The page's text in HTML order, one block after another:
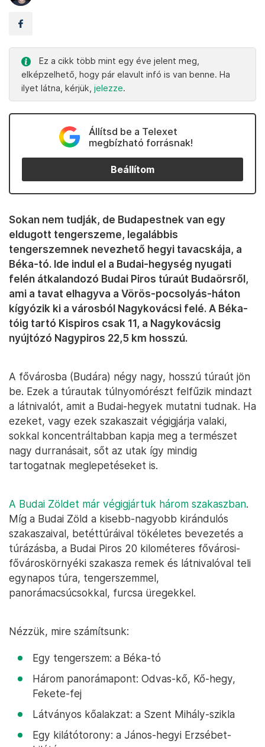
Ez a cikk több mint egy éve jelent meg,
elképzelhető, hogy pár elavult infó is van benne. Ha
ilyet látna, kérjük, jelezze.
Állítsd be a Telexet
megbízható forrásnak!
Beállítom
Sokan nem tudják, de Budapestnek van egy
eldugott tengerszeme, legalábbis
tengerszemnek nevezhető hegyi tavacskája, a
Béka-tó. Ide indul el a Budai-hegység nyugati
felén átkalandozó Budai Piros túraút Budaörsről,
ami a tavat elhagyva a Vörös-pocsolyás-háton
kígyózik ki a városból Nagykovácsi felé. A Béka-
tóig tartó Kispiros csak 11, a Nagykovácsig
nyújtózó Nagypiros 22,5 km hosszú.
A fővárosba (Budára) négy nagy, hosszú túraút jön
be. Ezek a túrautak túlnyomórészt felfűzik mindazt
a látnivalót, amit a Budai-hegyek mutatni tudnak. Ha
ezeket, vagy ezek szakaszait végigjárja valaki,
sokkal koncentráltabban kapja meg a természet
nagy durranásait, sőt az utak így mindig
tartogatnak meglepetéseket is.
A Budai Zöldet már végigjártuk három szakaszban.
Míg a Budai Zöld a kisebb-nagyobb kirándulós
szakaszaival, betéttúráival tökéletes bevezetés a
túrázásba, a Budai Piros 20 kilométeres fővárosi-
fővároskörnyéki szakasza remek és látnivalóval teli
egynapos túra, tengerszemmel,
panorámacsúcsokkal, furcsa üregekkel.
Nézzük, mire számítsunk:
Egy tengerszem: a Béka-tó
Három panorámapont: Odvas-kő, Kő-hegy,
Fekete-fej
Látványos kőalakzat: a Szent Mihály-szikla
Egy kilátótorony: a János-hegyi Erzsébet-